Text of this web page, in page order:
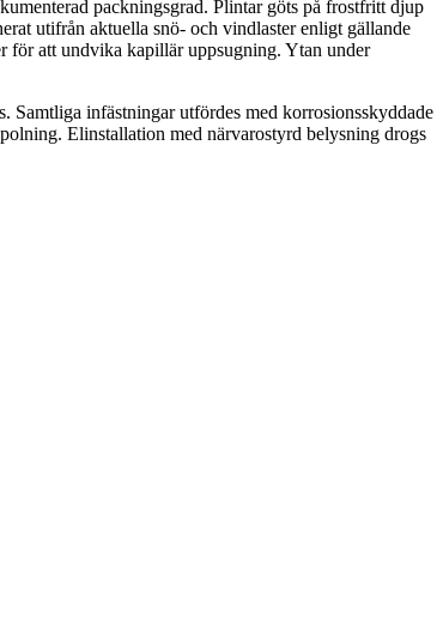
packningsgrad. Plintar göts på frostfritt djup
utifrån aktuella snö- och vindlaster enligt gällande
för att undvika kapillär uppsugning. Ytan under
Samtliga infästningar utfördes med korrosionsskyddade
Elinstallation med närvarostyrd belysning drogs